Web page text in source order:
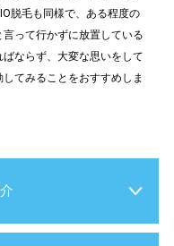
脱毛も同様で、ある程度の
って行かずに放置している
ならず、大変な思いをして
てみることをおすすめしま